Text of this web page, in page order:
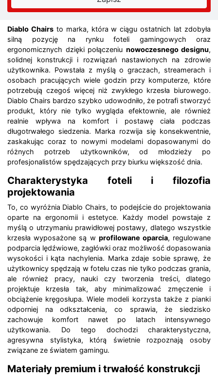
Diablo Chairsto marka, która w ciągu ostatnich lat zdobyła
silną pozycję na rynku foteli gamingowych oraz
ergonomicznych dzięki połączeniu nowoczesnego designu,
solidnej konstrukcji i rozwiązań nastawionych na zdrowie
użytkownika. Powstała z myślą o graczach, streamerach i
osobach pracujących wiele godzin przy komputerze, które
potrzebują czegoś więcej niż zwykłego krzesła biurowego.
Diablo Chairs bardzo szybko udowodniło, że potrafi stworzyć
produkt, który nie tylko wygląda efektownie, ale również
realnie wpływa na komfort i postawę ciała podczas
długotrwałego siedzenia. Marka rozwija się konsekwentnie,
zaskakując coraz to nowymi modelami dopasowanymi do
różnych potrzeb użytkowników, od młodzieży po
profesjonalistów spędzających przy biurku większość dnia.
Charakterystyka foteli i filozofia
projektowania
To, co wyróżnia Diablo Chairs, to podejście do projektowania
oparte na ergonomii i estetyce. Każdy model powstaje z
myślą o utrzymaniu prawidłowej postawy, dlatego wszystkie
krzesła wyposażone są w profilowane oparcia, regulowane
podparcia lędźwiowe, zagłówki oraz możliwość dopasowania
wysokości i kąta nachylenia. Marka zdaje sobie sprawę, że
użytkownicy spędzają w fotelu czas nie tylko podczas grania,
ale również pracy, nauki czy tworzenia treści, dlatego
projektuje krzesła tak, aby minimalizować zmęczenie i
obciążenie kręgosłupa. Wiele modeli korzysta także z pianki
odporniej na odkształcenia, co sprawia, że siedzisko
zachowuje komfort nawet po latach intensywnego
użytkowania. Do tego dochodzi charakterystyczna,
agresywna stylistyka, którą świetnie rozpoznają osoby
związane ze światem gamingu.
Materiały premium i trwałość konstrukcji